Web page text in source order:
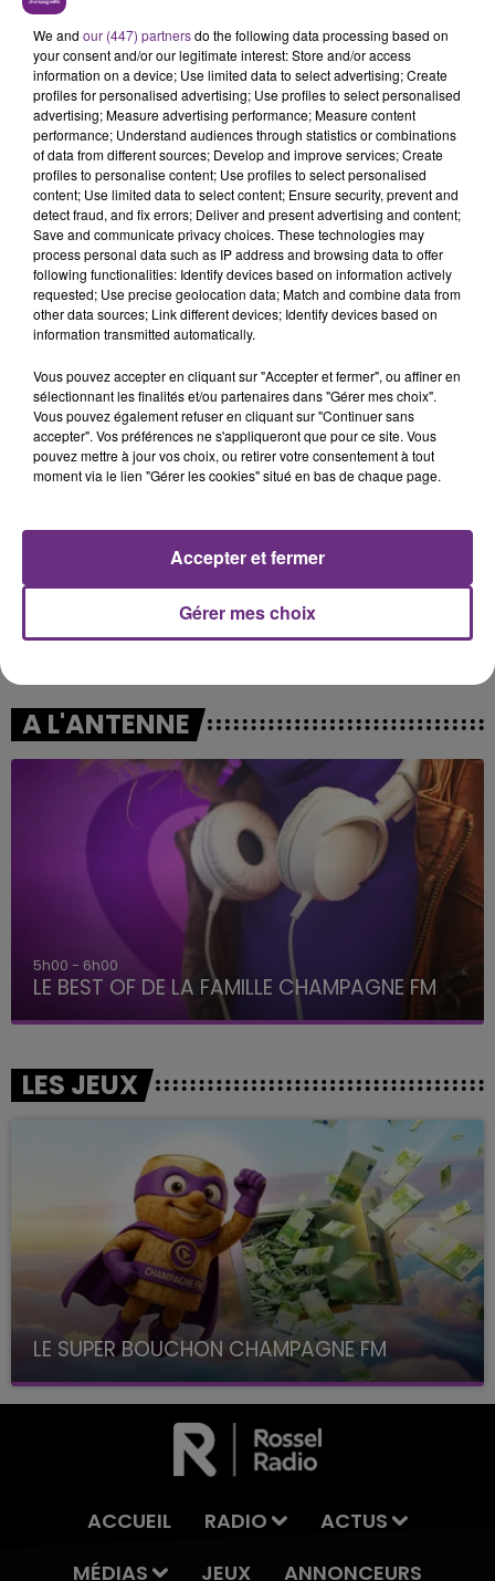
TITRES DIFFUSÉS
18h04
18h04
DANIEL POWTER
Bad Day
18h01
18h01
ALEX WARREN
17h58
17h58
ANOTR & 54 ULTRA
Talk To You
17h54
17h54
Si Antes Te Hubiera
A L'ANTENNE
5h00 - 6h00
LE BEST OF DE LA FAMILLE CHAMPAGNE FM
LES JEUX
LE SUPER BOUCHON CHAMPAGNE FM
avec La Famille Champagne FM, à 8H10
ACCUEIL RADIO
ACTUS
MÉDIAS
JEUX ANNONCEURS
We and our (447) partnersdo the following data processing based on
your consent and/or our legitimate interest: Store and/or access
information on a device; Use limited data to select advertising; Create
profiles for personalised advertising; Use profiles to select personalised
advertising; Measure advertising performance; Measure content
performance; Understand audiences through statistics or combinations
of data from different sources; Develop and improve services; Create
profiles to personalise content; Use profiles to select personalised
content; Use limited data to select content; Ensure security, prevent and
detect fraud, and fix errors; Deliver and present advertising and content;
Save and communicate privacy choices. These technologies may
process personal data such as IP address and browsing data to offer
following functionalities: Identify devices based on information actively
requested; Use precise geolocation data; Match and combine data from
other data sources; Link different devices; Identify devices based on
information transmitted automatically.
Vous pouvez accepter en cliquant sur "Accepter et fermer", ou affiner en
sélectionnant les finalités et/ou partenaires dans "Gérer mes choix".
Vous pouvez également refuser en cliquant sur "Continuer sans
accepter". Vos préférences ne s'appliqueront que pour ce site. Vous
pouvez mettre à jour vos choix, ou retirer votre consentement à tout
moment via le lien "Gérer les cookies" situé en bas de chaque page.
Gérer mes choix
Accepter et fermer